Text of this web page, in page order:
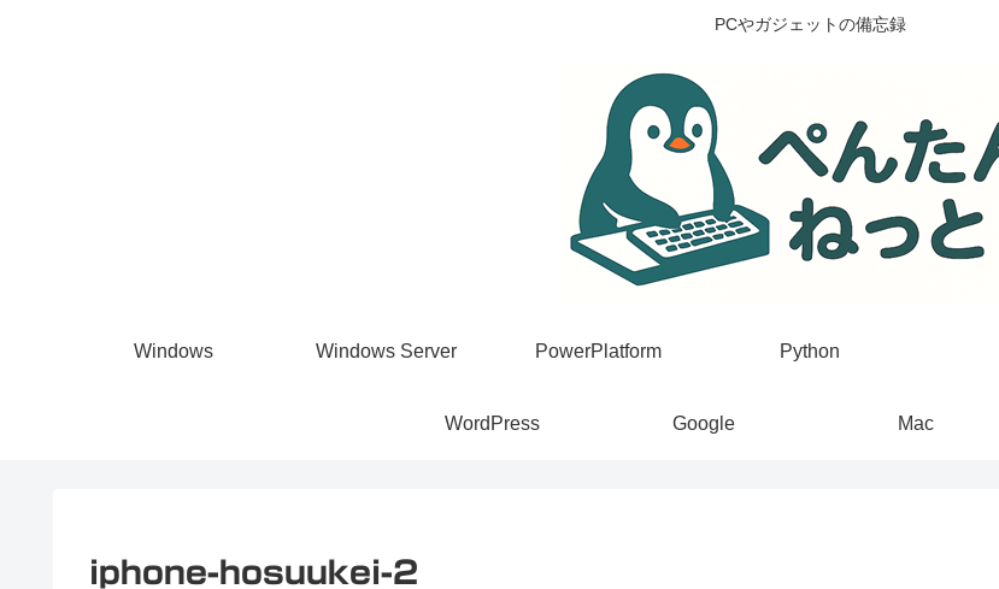
PCやガジェットの備忘録
Windows Windows Server PowerPlatform Python
WordPress Google Mac
iphone-hosuukei-2